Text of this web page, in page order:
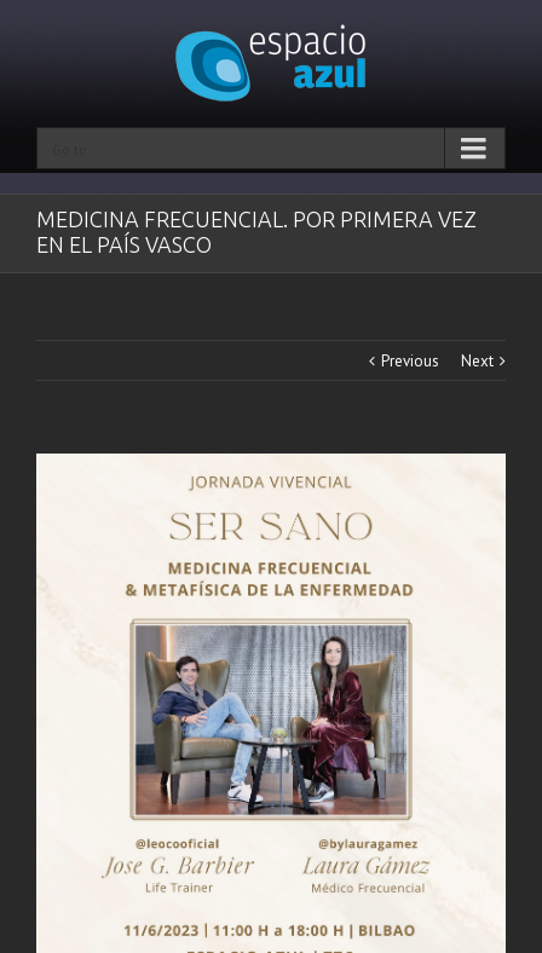
MEDICINA FRECUENCIAL. POR PRIMERA VEZ
EN EL PAÍS VASCO
Previous Next